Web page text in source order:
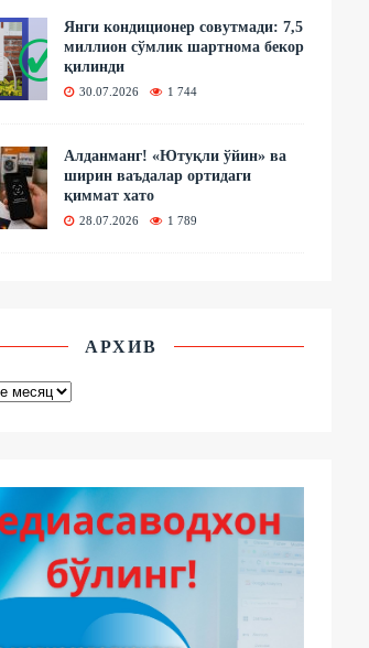
Янги кондиционер совутмади: 7,5
миллион сўмлик шартнома бекор
қилинди
30.07.2026 1 744
Алданманг! «Ютуқли ўйин» ва
ширин ваъдалар ортидаги
қиммат хато
28.07.2026 1 789
АРХИВ